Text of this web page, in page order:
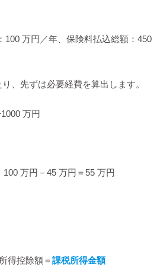
100 万円／年、保険料払込総額：450
、先ずは必要経費を算出します。
万円
万円－45 万円＝55 万円
得控除額＝課税所得金額